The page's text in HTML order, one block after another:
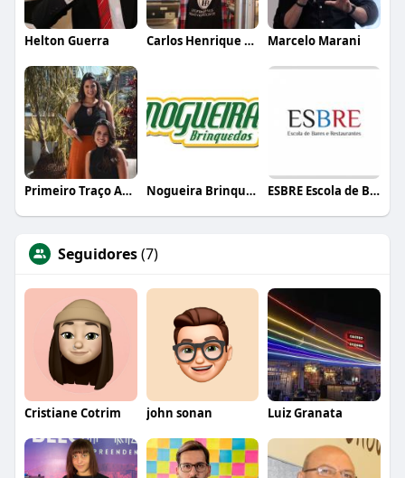
Helton Guerra Carlos Henrique de Faria Vasconcelos Marcelo Marani
Primeiro Traço Arquitetura Nogueira Brinquedos ESBRE Escola de Bares e Restaurantes
Seguidores(7)
Cristiane Cotrim john sonan Luiz Granata